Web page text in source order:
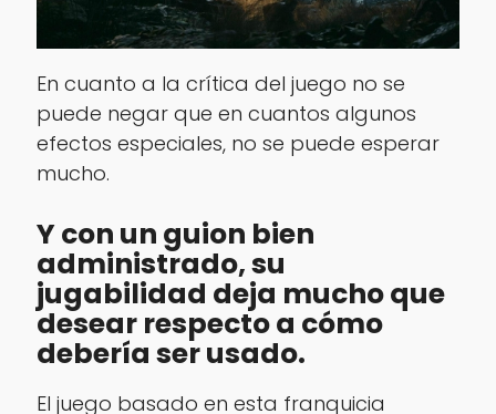
En cuanto a la crítica del juego no se
puede negar que en cuantos algunos
efectos especiales, no se puede esperar
mucho.
Y con un guion bien
administrado, su
jugabilidad deja mucho que
desear respecto a cómo
debería ser usado.
El juego basado en esta franquicia